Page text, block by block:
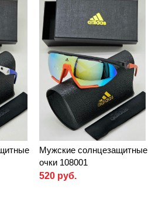
Мужские солнцезащитные
очки 108001
520 руб.